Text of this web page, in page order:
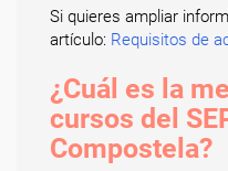
Si quieres ampliar
artículo: Requisitos de
¿Cuál es la
cursos del
Compostela?